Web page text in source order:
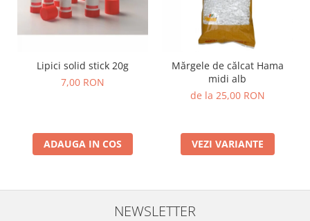
Lipici solid stick 20g
7,00 RON
ADAUGA IN COS
Mărgele de călcat Hama
midi alb
de la 25,00 RON
VEZI VARIANTE
NEWSLETTER